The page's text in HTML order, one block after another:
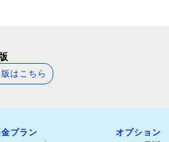
はこちら
プラン
オプション